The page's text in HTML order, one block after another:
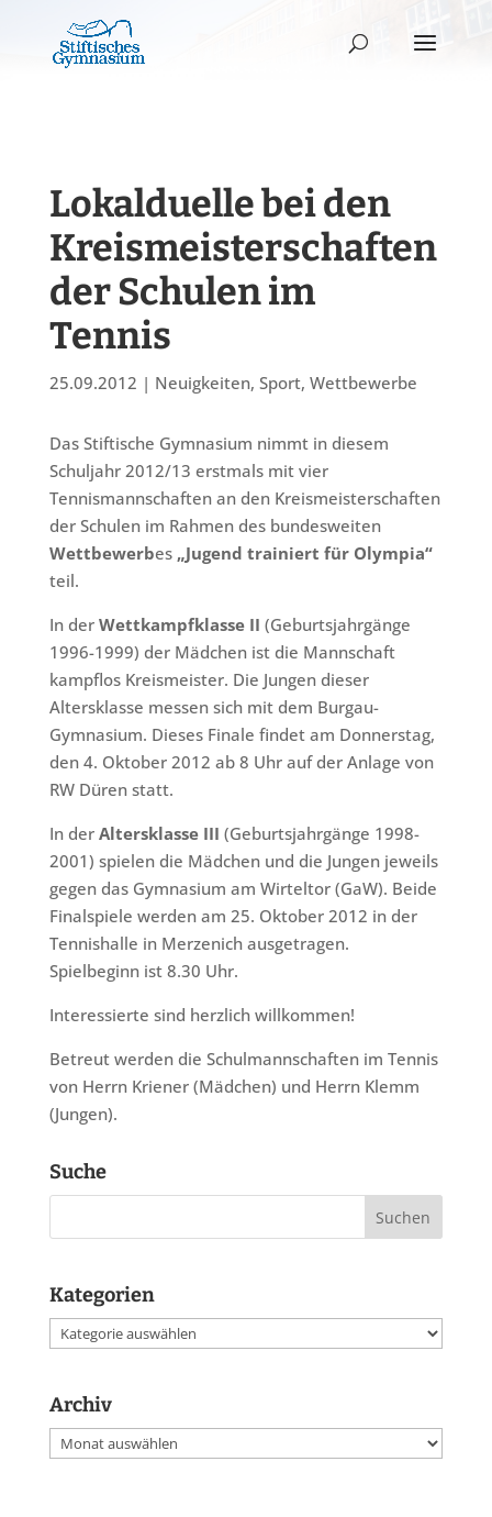
Lokalduelle bei den
Kreismeisterschaften
der Schulen im
Tennis
25.09.2012 | Neuigkeiten, Sport, Wettbewerbe
Das Stiftische Gymnasium nimmt in diesem
Schuljahr 2012/13 erstmals mit vier
Tennismannschaften an den Kreismeisterschaften
der Schulen im Rahmen des bundesweiten
Wettbewerbes „Jugend trainiert für Olympia“
teil.
In der Wettkampfklasse II (Geburtsjahrgänge
1996-1999) der Mädchen ist die Mannschaft
kampflos Kreismeister. Die Jungen dieser
Altersklasse messen sich mit dem Burgau-
Gymnasium. Dieses Finale findet am Donnerstag,
den 4. Oktober 2012 ab 8 Uhr auf der Anlage von
RW Düren statt.
In der Altersklasse III (Geburtsjahrgänge 1998-
2001) spielen die Mädchen und die Jungen jeweils
gegen das Gymnasium am Wirteltor (GaW). Beide
Finalspiele werden am 25. Oktober 2012 in der
Tennishalle in Merzenich ausgetragen.
Spielbeginn ist 8.30 Uhr.
Interessierte sind herzlich willkommen!
Betreut werden die Schulmannschaften im Tennis
von Herrn Kriener (Mädchen) und Herrn Klemm
(Jungen).
Suche
Kategorien
Kategorien
Archiv
Archiv